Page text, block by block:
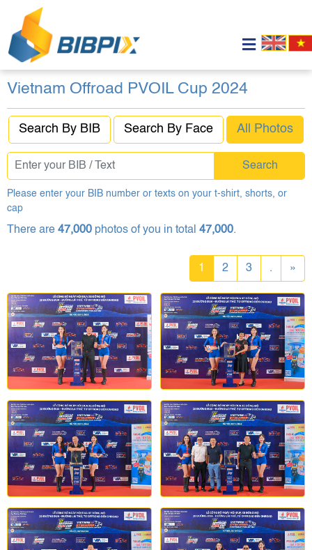
Vietnam Offroad PVOIL Cup 2024
Search By BIB Search By Face All Photos
Search
Please enter your BIB number or texts on your t-shirt, shorts, or
cap
There are 47,000 photos of you in total 47,000.
1 2 3 . »